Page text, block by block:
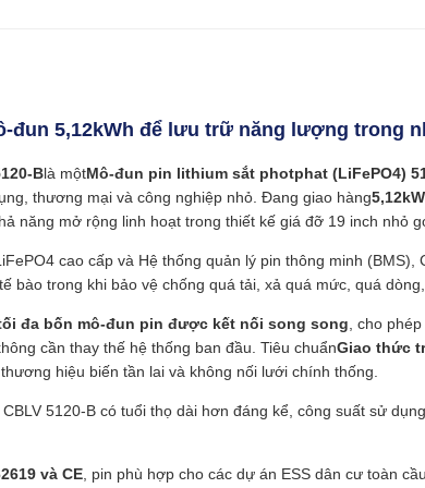
đun 5,12kWh để lưu trữ năng lượng trong
Blà mộtMô-đun pin lithium sắt photphat (LiFePO4)
thương mại và công nghiệp nhỏ. Đang giao hàng
năng mở rộng linh hoạt trong thiết kế giá đỡ 19 inch nhỏ
cao cấp và Hệ thống quản lý pin thông minh (BMS),
bào trong khi bảo vệ chống quá tải, xả quá mức, quá
đa bốn mô-đun pin được kết nối song song , cho
cần thay thế hệ thống ban đầu. Tiêu chuẩnGiao thức
hiệu biến tần lai và không nối lưới chính thống.
5120-B có tuổi thọ dài hơn đáng kể, công suất sử
và CE , pin phù hợp cho các dự án ESS dân cư toàn